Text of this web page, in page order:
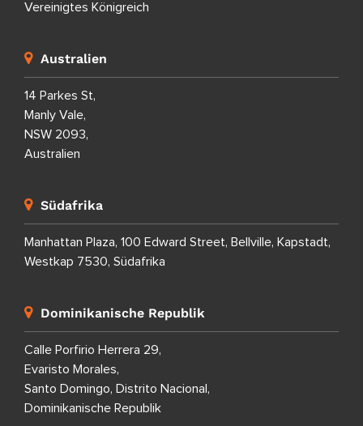
Vereinigtes Königreich
Australien
14 Parkes St,
Manly Vale,
NSW 2093,
Australien
Südafrika
Manhattan Plaza, 100 Edward Street, Bellville, Kapstadt,
Westkap 7530, Südafrika
Dominikanische Republik
Calle Porfirio Herrera 29,
Evaristo Morales,
Santo Domingo, Distrito Nacional,
Dominikanische Republik